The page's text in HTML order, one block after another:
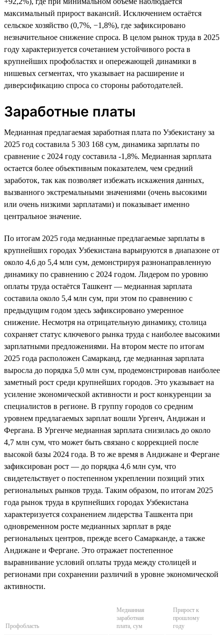
максимальный прирост вакансий. Исключением остаётся
сельское хозяйство (0,7%, −1,8%), где зафиксировано
незначительное снижение спроса. В целом рынок труда в 2025
году характеризуется сочетанием устойчивого роста в
крупнейших профобластях и опережающей динамики в
нишевых сегментах, что указывает на расширение и
диверсификацию спроса со стороны работодателей.
Заработные платы
Медианная предлагаемая заработная плата по Узбекистану за
2025 год составила 5 303 168 сум, динамика зарплаты по
сравнение с 2024 году составила -1,8%. Медианная зарплата
остается более объективным показателем, чем средний
заработок, так как позволяет избежать искажения данных,
вызванного экстремальными значениями (очень высокими
или очень низкими зарплатами) и показывает именно
центральное значение.
По итогам 2025 года медианные предлагаемые зарплаты в
крупнейших городах Узбекистана варьируются в диапазоне от
около 4,6 до 5,4 млн сум, демонстрируя разнонаправленную
динамику по сравнению с 2024 годом. Лидером по уровню
оплаты труда остаётся Ташкент — медианная зарплата
составила около 5,4 млн сум, при этом по сравнению с
предыдущим годом здесь зафиксировано умеренное
снижение. Несмотря на отрицательную динамику, столица
сохраняет статус ключевого рынка труда с наиболее высокими
зарплатными предложениями. На втором месте по итогам
2025 года расположен Самарканд, где медианная зарплата
выросла до порядка 5,0 млн сум, продемонстрировав наиболее
заметный рост среди крупнейших городов. Это указывает на
усиление экономической активности и рост конкуренции за
специалистов в регионе. В группу городов со средним
уровнем предлагаемых зарплат вошли Ургенч, Андижан и
Фергана. В Ургенче медианная зарплата снизилась до около
4,7 млн сум, что может быть связано с коррекцией после
высокой базы 2024 года. В то же время в Андижане и Фергане
зафиксирован рост — до порядка 4,6 млн сум, что
свидетельствует о постепенном укреплении позиций этих
региональных рынков труда. Таким образом, по итогам 2025
года рынок труда в крупнейших городах Узбекистана
характеризуется сохранением лидерства Ташкента при
одновременном росте медианных зарплат в ряде
региональных центров, прежде всего Самарканде, а также
Андижане и Фергане. Это отражает постепенное
выравнивание условий оплаты труда между столицей и
регионами при сохранении различий в уровне экономической
активности.
Профобласть
Медианная
заработная
плата, сум
Прирост к
прошлому
году